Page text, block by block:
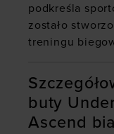
podkreśla
zostało
treningu
buty
Ascend